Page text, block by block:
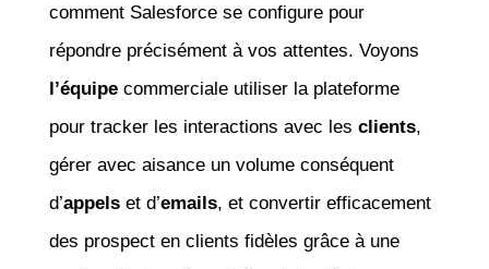
comment Salesforce se configure pour
répondre précisément à vos attentes. Voyons
l’équipecommerciale utiliser la plateforme
pour tracker les interactions avec les clients,
gérer avec aisance un volume conséquent
d’appelset d’emails, et convertir efficacement
des prospect en clients fidèles grâce à une